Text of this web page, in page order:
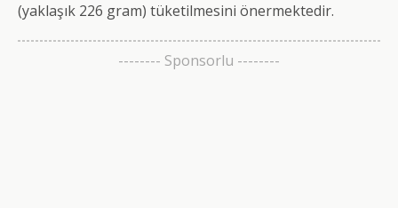
(yaklaşık 226 gram) tüketilmesini önermektedir.
-------- Sponsorlu --------